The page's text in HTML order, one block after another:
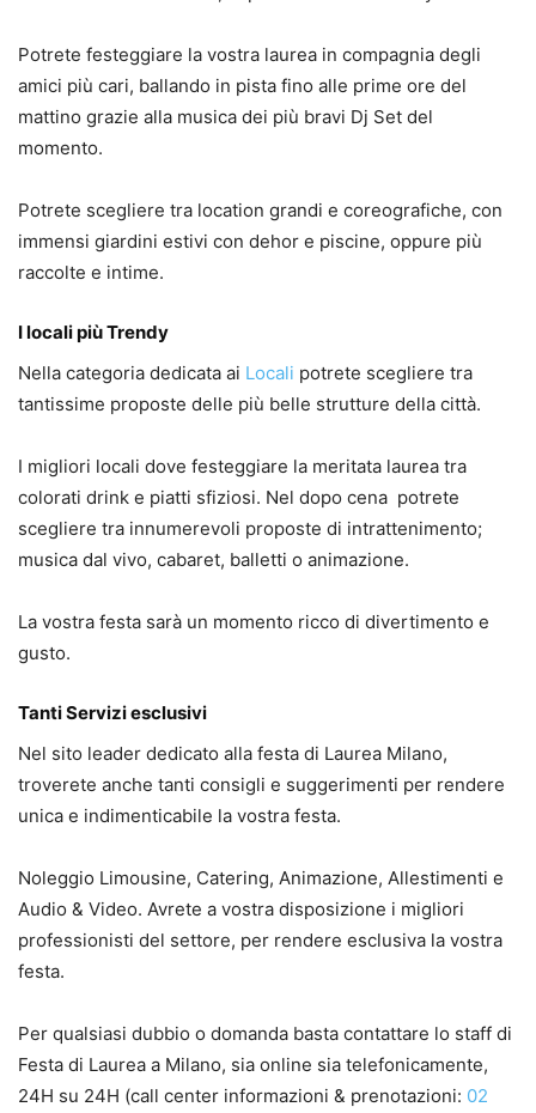
Potrete festeggiare la vostra laurea in compagnia degli
amici più cari, ballando in pista fino alle prime ore del
mattino grazie alla musica dei più bravi Dj Set del
momento.
Potrete scegliere tra location grandi e coreografiche, con
immensi giardini estivi con dehor e piscine, oppure più
raccolte e intime.
I locali più Trendy
Nella categoria dedicata ai Locali potrete scegliere tra
tantissime proposte delle più belle strutture della città.
I migliori locali dove festeggiare la meritata laurea tra
colorati drink e piatti sfiziosi. Nel dopo cena potrete
scegliere tra innumerevoli proposte di intrattenimento;
musica dal vivo, cabaret, balletti o animazione.
La vostra festa sarà un momento ricco di divertimento e
gusto.
Tanti Servizi esclusivi
Nel sito leader dedicato alla festa di Laurea Milano,
troverete anche tanti consigli e suggerimenti per rendere
unica e indimenticabile la vostra festa.
Noleggio Limousine, Catering, Animazione, Allestimenti e
Audio & Video. Avrete a vostra disposizione i migliori
professionisti del settore, per rendere esclusiva la vostra
festa.
Per qualsiasi dubbio o domanda basta contattare lo staff di
Festa di Laurea a Milano, sia online sia telefonicamente,
24H su 24H (call center informazioni & prenotazioni: 02